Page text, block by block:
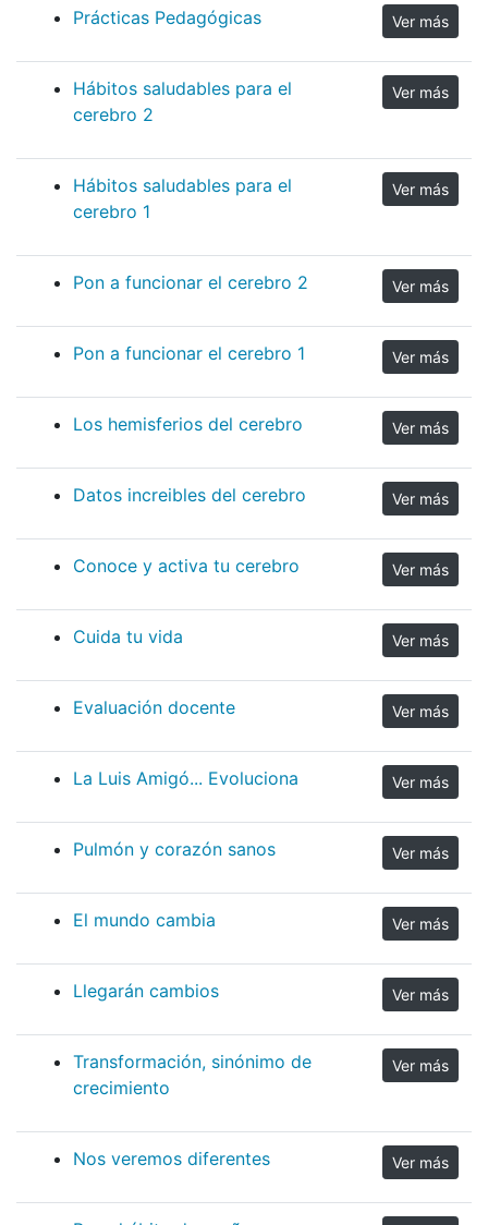
Prácticas Pedagógicas Ver más
Hábitos saludables para el
cerebro 2
Ver más
Hábitos saludables para el
cerebro 1
Ver más
Pon a funcionar el cerebro 2 Ver más
Pon a funcionar el cerebro 1 Ver más
Los hemisferios del cerebro Ver más
Datos increibles del cerebro Ver más
Conoce y activa tu cerebro Ver más
Cuida tu vida Ver más
Evaluación docente Ver más
La Luis Amigó... Evoluciona Ver más
Pulmón y corazón sanos Ver más
El mundo cambia Ver más
Llegarán cambios Ver más
Transformación, sinónimo de
crecimiento
Ver más
Nos veremos diferentes Ver más